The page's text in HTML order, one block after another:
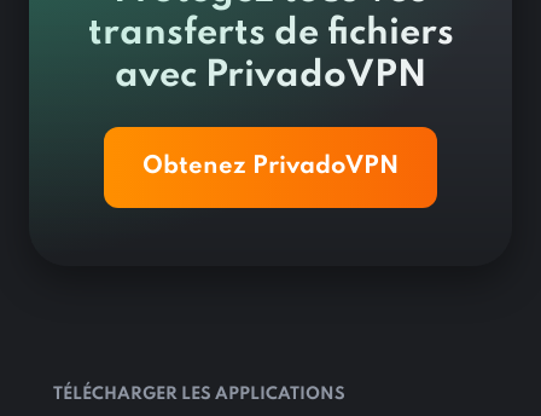
transferts de fichiers
avec PrivadoVPN
Obtenez PrivadoVPN
TÉLÉCHARGER LES APPLICATIONS